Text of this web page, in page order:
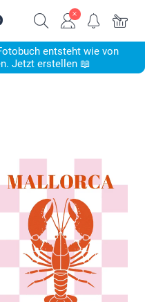
entsteht wie von
Jetzt erstellen 📖